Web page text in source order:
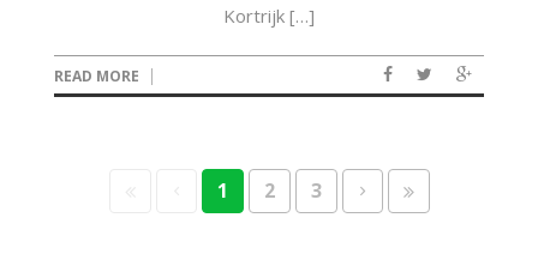
Kortrijk […]
READ MORE
1 2 3